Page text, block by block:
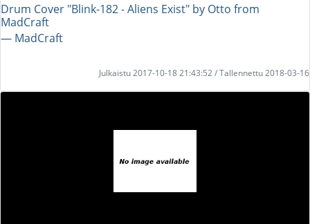
Drum Cover "Blink-182 - Aliens Exist" by Otto from
MadCraft
― MadCraft
Julkaistu 2017-10-18 21:43:52 / Tallennettu 2018-03-16